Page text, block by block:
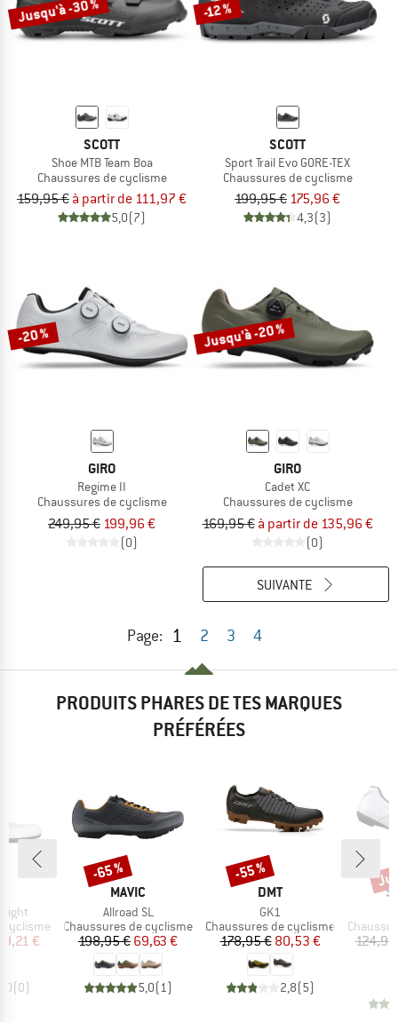
Jusqu'à -30 %
SCOTT
Shoe MTB Team Boa
Chaussures de cyclisme
159,95 € à partir de 111,97 €
5,0(7)
-12 %
SCOTT
Sport Trail Evo GORE-TEX
Chaussures de cyclisme
199,95 € 175,96 €
4,3(3)
-20 %
GIRO
Regime II
Chaussures de cyclisme
249,95 € 199,96 €
(0)
Jusqu'à -20 %
GIRO
Cadet XC
Chaussures de cyclisme
169,95 € à partir de 135,96 €
(0)
Page: 1 2 3 4
SUIVANTE
PRODUITS PHARES DE TES MARQUES
PRÉFÉRÉES
cyclisme
réduit
€
(0)
MARQUE
MAVIC
Article
Allroad SL
Product group
Chaussures de cyclisme
Prix
198,95 €Prix réduit
69,63 €
5,0( 1)
Remise
-65 %
MARQUE
DMT
Article
GK1
Product group
Chaussures de cyclisme
Prix
178,95 €Prix réduit
80,53 €
2,8(5)
Remise
-55 %
Product